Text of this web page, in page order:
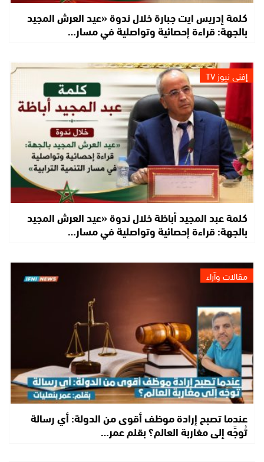
كلمة إدريس ايت جبارة خلال ندوة «عيد العرش المجيد
بالجهة: قراءة إحصائية وتواصلية في مسار…
إفني نيوز TV
كلمة عبد المجيد أباظة خلال ندوة «عيد العرش المجيد
بالجهة: قراءة إحصائية وتواصلية في مسار…
مقالات وآراء
عندما تصبح إرادة موظف أقوى من الدولة: أي رسالة
تُوجَّه إلى مغاربة العالم؟ بقلم عمر…